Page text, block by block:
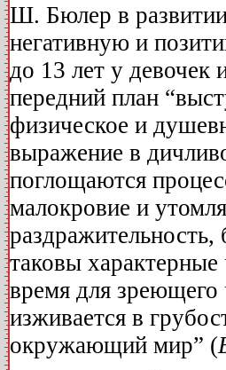
Ш. Бюлер в
негативную и
до 13 лет у девочек
передний план
физическое и
выражение в
поглощаются
малокровие и
таковы
время для зреющего
изживается в
окружающий мир” (